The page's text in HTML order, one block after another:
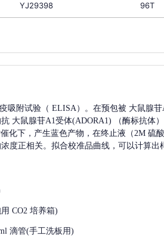
YJ29398 96T
吸附试验（ ELISA）。在预包被 大鼠腺
抗 大鼠腺苷A1受体(ADORA1) （酶标抗体
化下，产生蓝色产物，在终止液（2M 硫
浓度正相关。拟合校准品曲线，可以计算出
CO2 培养箱)
滴管(手工洗板用)